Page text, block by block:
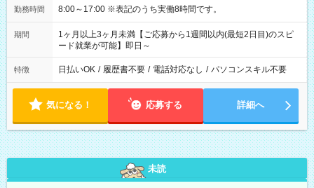
勤務時間 8:00～17:00 ※表記のうち実働8時間です。
期間
1ヶ月以上3ヶ月未満【ご応募から1週間以内(最短2日目)のスピ
ード就業が可能】即日～
特徴 日払いOK / 履歴書不要 / 電話対応なし / パソコンスキル不要
気になる！ 応募する 詳細へ
未読